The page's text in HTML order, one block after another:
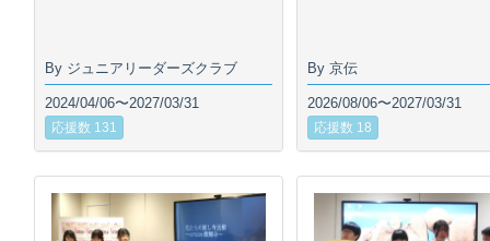
By ジュニアリーダーズクラブ
2024/04/06〜2027/03/31
応援数 131
By 京伝
2026/08/06〜2027/03/31
応援数 18